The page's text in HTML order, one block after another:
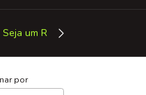
Seja um Revendedor
por